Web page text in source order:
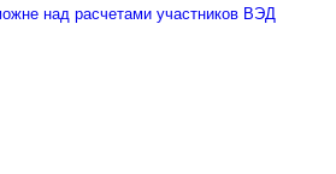
над расчетами участников ВЭД